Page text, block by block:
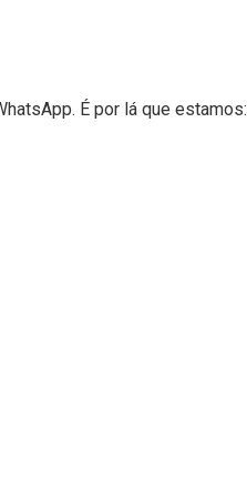
É por lá que estamos: